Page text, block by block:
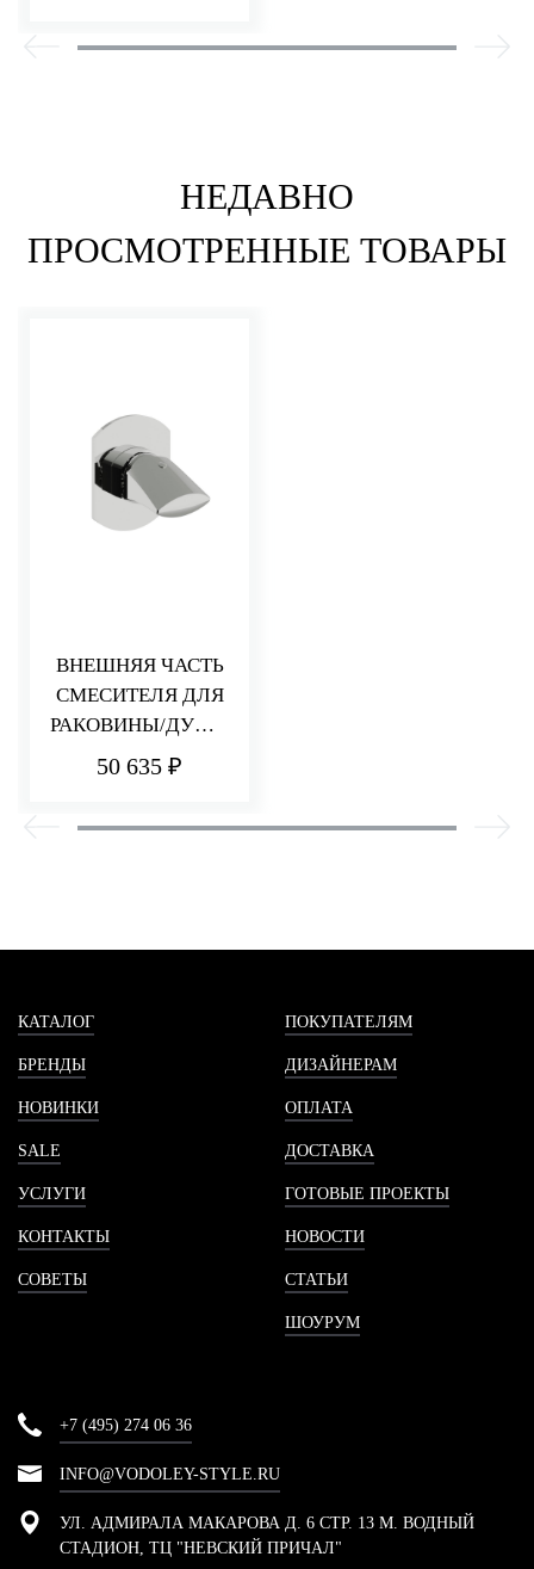
НЕДАВНО
ПРОСМОТРЕННЫЕ ТОВАРЫ
ВНЕШНЯЯ ЧАСТЬ
СМЕСИТЕЛЯ ДЛЯ
РАКОВИНЫ/ДУША
HEDO
50 635 ₽
КАТАЛОГ
БРЕНДЫ
НОВИНКИ
SALE
УСЛУГИ
КОНТАКТЫ
СОВЕТЫ
ПОКУПАТЕЛЯМ
ДИЗАЙНЕРАМ
ОПЛАТА
ДОСТАВКА
ГОТОВЫЕ ПРОЕКТЫ
НОВОСТИ
СТАТЬИ
ШОУРУМ
+7 (495) 274 06 36
INFO@VODOLEY-STYLE.RU
УЛ. АДМИРАЛА МАКАРОВА Д. 6 СТР. 13 М. ВОДНЫЙ
СТАДИОН, ТЦ "НЕВСКИЙ ПРИЧАЛ"